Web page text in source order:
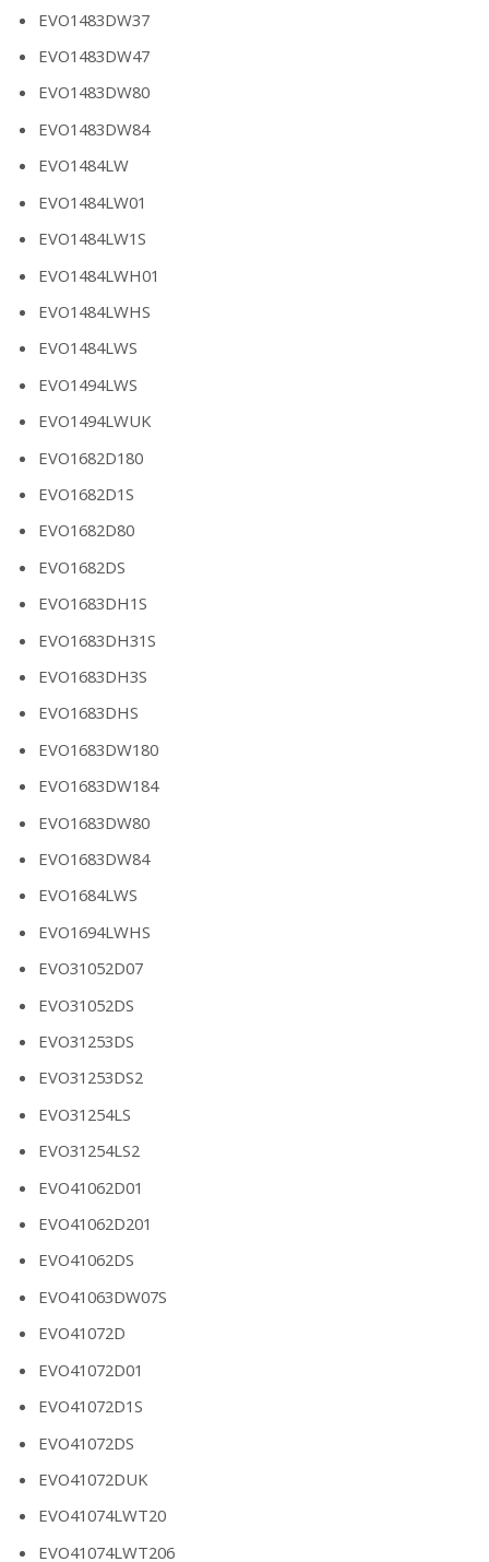
EVO1483DW37
EVO1483DW47
EVO1483DW80
EVO1483DW84
EVO1484LW
EVO1484LW01
EVO1484LW1S
EVO1484LWH01
EVO1484LWHS
EVO1484LWS
EVO1494LWS
EVO1494LWUK
EVO1682D180
EVO1682D1S
EVO1682D80
EVO1682DS
EVO1683DH1S
EVO1683DH31S
EVO1683DH3S
EVO1683DHS
EVO1683DW180
EVO1683DW184
EVO1683DW80
EVO1683DW84
EVO1684LWS
EVO1694LWHS
EVO31052D07
EVO31052DS
EVO31253DS
EVO31253DS2
EVO31254LS
EVO31254LS2
EVO41062D01
EVO41062D201
EVO41062DS
EVO41063DW07S
EVO41072D
EVO41072D01
EVO41072D1S
EVO41072DS
EVO41072DUK
EVO41074LWT20
EVO41074LWT206